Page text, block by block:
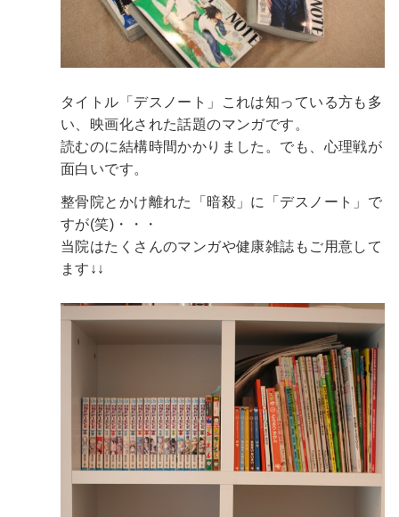
タイトル「デスノート」これは知っている方も多
い、映画化された話題のマンガです。
読むのに結構時間かかりました。でも、心理戦が
面白いです。
整骨院とかけ離れた「暗殺」に「デスノート」で
すが(笑)・・・
当院はたくさんのマンガや健康雑誌もご用意して
ます↓↓